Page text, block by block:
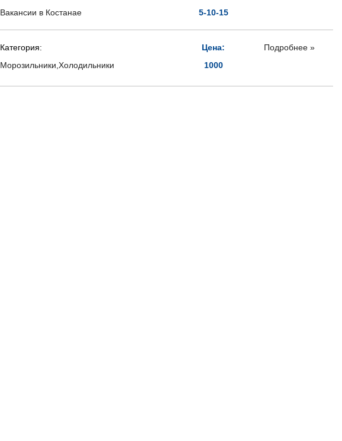
Вакансии в Костанае
5-10-15
Категория:
Морозильники,Холодильники
Цена:
1000
Подробнее »